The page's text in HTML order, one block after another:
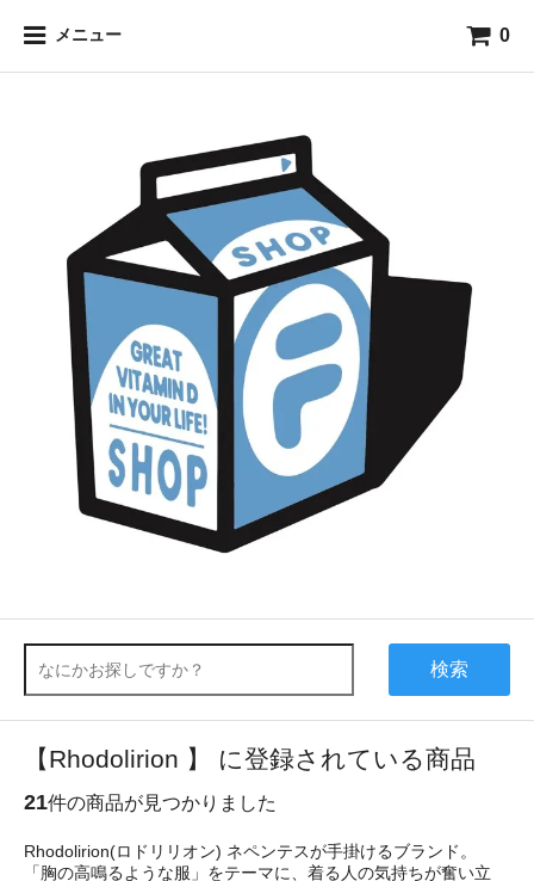
メニュー 0
検索
【Rhodolirion 】 に登録されている商品
21件の商品が見つかりました
Rhodolirion(ロドリリオン) ネペンテスが手掛けるブランド。
「胸の高鳴るような服」をテーマに、着る人の気持ちが奮い立